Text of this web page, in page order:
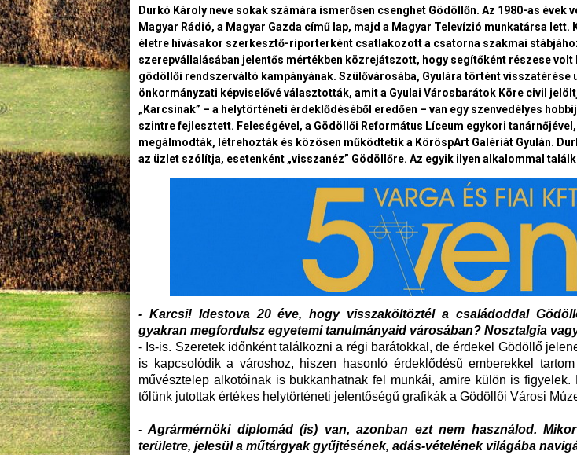
Durkó Károly neve sokak számára ismerősen csenghet Gödöllőn. Az 1980-as évek
Magyar Rádió, a Magyar Gazda című lap, majd a Magyar Televízió munkatársa lett.
életre hívásakor szerkesztő-riporterként csatlakozott a csatorna szakmai
szerepvállalásában jelentős mértékben közrejátszott, hogy segítőként részese volt
gödöllői rendszerváltó kampányának. Szülővárosába, Gyulára történt visszatérése
önkormányzati képviselővé választották, amit a Gyulai Városbarátok Köre civil
„Karcsinak” – a helytörténeti érdeklődéséből eredően – van egy szenvedélyes
szintre fejlesztett. Feleségével, a Gödöllői Református Líceum egykori
megálmodták, létrehozták és közösen működtetik a KöröspArt Galériát Gyulán.
az üzlet szólítja, esetenként „visszanéz” Gödöllőre. Az egyik ilyen alkalommal
- Karcsi! Idestova 20 éve, hogy visszaköltöztél a családoddal
gyakran megfordulsz egyetemi tanulmányaid városában? Nosztalgia
- Is-is. Szeretek időnként találkozni a régi barátokkal, de érdekel Gödöllő
is kapcsolódik a városhoz, hiszen hasonló érdeklődésű emberekkel
művésztelep alkotóinak is bukkanhatnak fel munkái, amire külön is
tőlünk jutottak értékes helytörténeti jelentőségű grafikák a Gödöllői Városi
- Agrármérnöki diplomád (is) van, azonban ezt nem használod.
területre, jelesül a műtárgyak gyűjtésének, adás-vételének világába